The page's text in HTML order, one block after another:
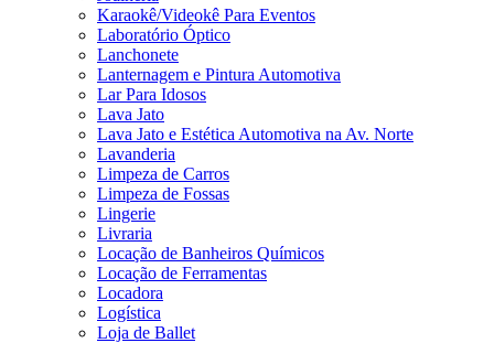
Karaokê/Videokê Para Eventos
Laboratório Óptico
Lanchonete
Lanternagem e Pintura Automotiva
Lar Para Idosos
Lava Jato
Lava Jato e Estética Automotiva na Av. Norte
Lavanderia
Limpeza de Carros
Limpeza de Fossas
Lingerie
Livraria
Locação de Banheiros Químicos
Locação de Ferramentas
Locadora
Logística
Loja de Ballet